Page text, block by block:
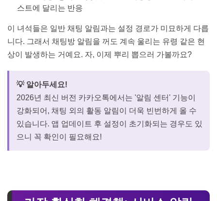
스트에 달리는 반응
이 녀석들은 일반 채팅 알림과는 설정 경로가 미묘하게 다릅
니다. 그래서 채팅방 알림을 꺼도 계속 울리는 유령 같은 현
상이 발생하는 거예요. 자, 이제 뿌리 뽑으러 가볼까요?
💡 알아두세요!
2026년 최신 버전 카카오톡에서는 '알림 센터' 기능이
강화되어, 채팅 외의 활동 알림이 더욱 빈번하게 올 수
있습니다. 앱 업데이트 후 설정이 초기화되는 경우도 있
으니 꼭 확인이 필요해요!